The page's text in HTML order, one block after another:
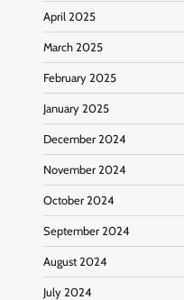
April 2025
March 2025
February 2025
January 2025
December 2024
November 2024
October 2024
September 2024
August 2024
July 2024